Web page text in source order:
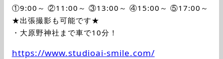
①9:00～ ②11:00～ ③13:00～ ④15:00～ ⑤17:00～
★出張撮影も可能です★
・大原野神社まで車で10分！
https://www.studioai-smile.com/